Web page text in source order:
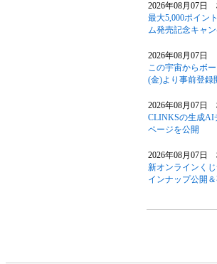
2026年08月07
最大5,000ポイン
ム発売記念キャ
2026年08月07
この宇宙からボ
(金)より事前登録
2026年08月07
CLINKSの生成AI
ページを公開
2026年08月07
新オンラインく
インナップ公開